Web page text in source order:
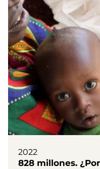
2022
828 millones.